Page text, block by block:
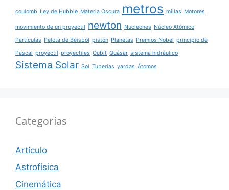
coulomb Ley de Hubble Materia Oscura metros millas Motores
movimiento de un proyectil newton Nucleones Núcleo Atómico
Partículas Pelota de Béisbol pistón Planetas Premios Nobel principio de
Pascal proyectil proyectiles Qubit Quásar sistema hidráulico
Sistema Solar Sol Tuberías yardas Átomos
Categorías
Artículo
Astrofísica
Cinemática